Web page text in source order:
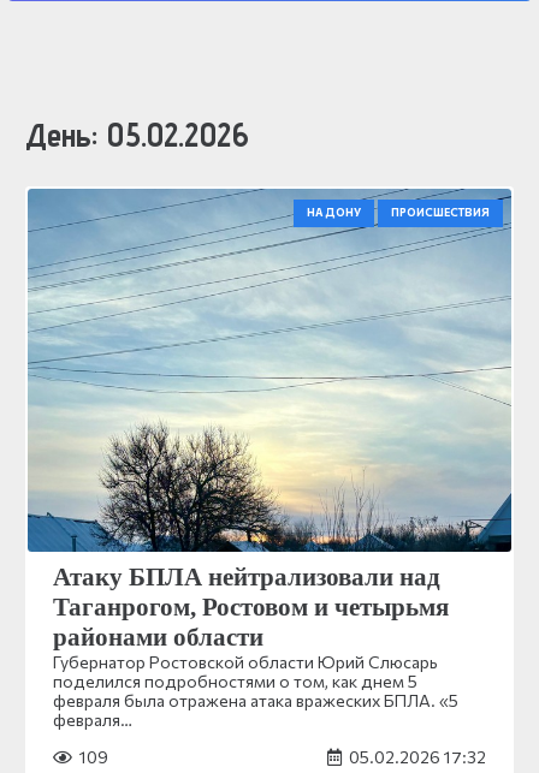
День: 05.02.2026
НА ДОНУ ПРОИСШЕСТВИЯ
Атаку БПЛА нейтрализовали над
Таганрогом, Ростовом и четырьмя
районами области
Губернатор Ростовской области Юрий Слюсарь
поделился подробностями о том, как днем 5
февраля была отражена атака вражеских БПЛА. «5
февраля…
109
05.02.2026 17:32